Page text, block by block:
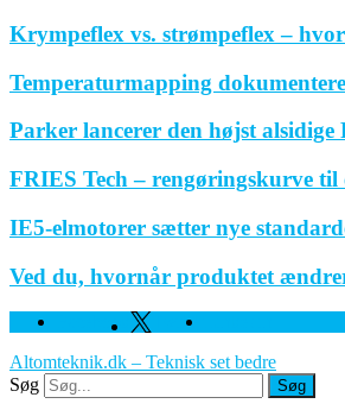
Krympeflex vs. strømpeflex –
Temperaturmapping
Parker lancerer den højst
FRIES Tech – rengøringskurve
IE5-elmotorer sætter nye
Ved du, hvornår produktet
Facebook Twitter
Altomteknik.dk – Teknisk set bedre
Søg
Søg